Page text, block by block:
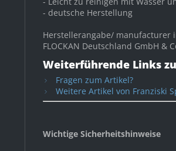
- deutsche Herstellung
Herstellerangabe/ manufacturer
FLOCKAN Deutschland GmbH &
Weiterführende Links
Fragen zum Artikel?
Weitere Artikel von Franziski
Wichtige Sicherheitshinweise